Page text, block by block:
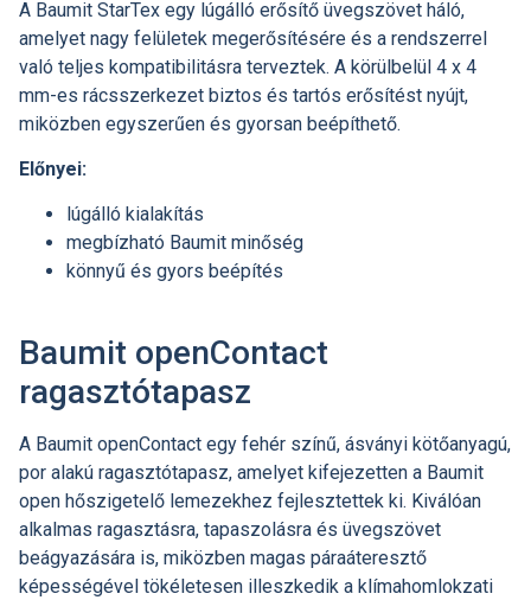
A Baumit StarTex egy lúgálló erősítő üvegszövet háló,
amelyet nagy felületek megerősítésére és a rendszerrel
való teljes kompatibilitásra terveztek. A körülbelül 4 x 4
mm-es rácsszerkezet biztos és tartós erősítést nyújt,
miközben egyszerűen és gyorsan beépíthető.
Előnyei:
lúgálló kialakítás
megbízható Baumit minőség
könnyű és gyors beépítés
Baumit openContact
ragasztótapasz
A Baumit openContact egy fehér színű, ásványi kötőanyagú,
por alakú ragasztótapasz, amelyet kifejezetten a Baumit
open hőszigetelő lemezekhez fejlesztettek ki. Kiválóan
alkalmas ragasztásra, tapaszolásra és üvegszövet
beágyazására is, miközben magas páraáteresztő
képességével tökéletesen illeszkedik a klímahomlokzati